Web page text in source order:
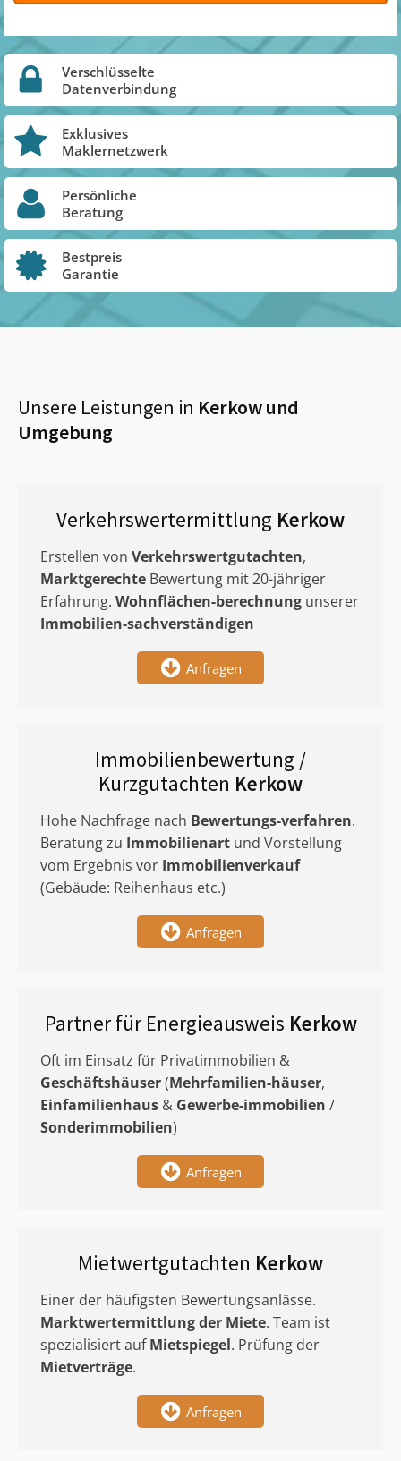
Verschlüsselte
Datenverbindung
Exklusives
Maklernetzwerk
Persönliche
Beratung
Bestpreis
Garantie
Unsere Leistungen in Kerkowund
Umgebung
Verkehrswertermittlung Kerkow
Erstellen von Verkehrswertgutachten,
Marktgerechte Bewertung mit 20-jähriger
Erfahrung. Wohnflächen-berechnung unserer
Immobilien-sachverständigen
Anfragen
Immobilienbewertung /
Kurzgutachten Kerkow
Hohe Nachfrage nach Bewertungs-verfahren.
Beratung zu Immobilienart und Vorstellung
vom Ergebnis vor Immobilienverkauf
(Gebäude: Reihenhaus etc.)
Anfragen
Partner für Energieausweis Kerkow
Oft im Einsatz für Privatimmobilien &
Geschäftshäuser(Mehrfamilien-häuser,
Einfamilienhaus & Gewerbe-immobilien /
Sonderimmobilien)
Anfragen
Mietwertgutachten Kerkow
Einer der häufigsten Bewertungsanlässe.
Marktwertermittlungder Miete. Team ist
spezialisiert aufMietspiegel. Prüfung der
Mietverträge.
Anfragen